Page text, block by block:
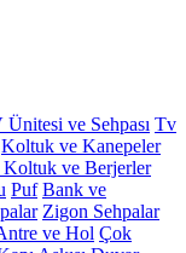
ve Sehpası Tv
Koltuk ve Kanepeler
ve Berjerler
Puf Bank ve
Zigon Sehpalar
ve Hol Çok